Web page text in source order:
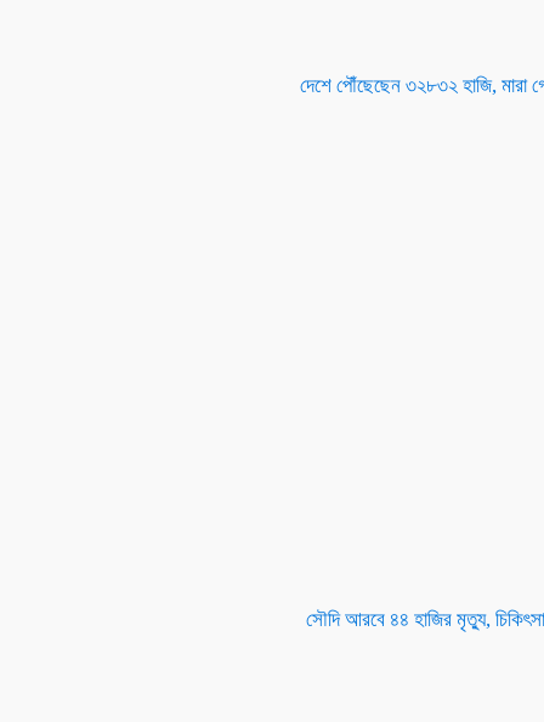
দেশে পৌঁছেছেন ৩২৮৩২ হাজি, মারা
সৌদি আরবে ৪৪ হাজির মৃত্যু,